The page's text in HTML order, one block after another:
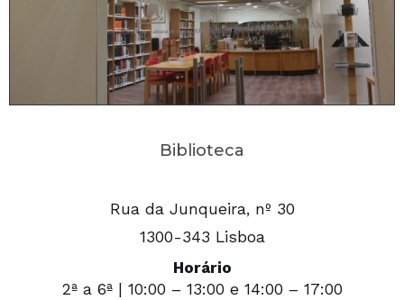
Biblioteca
Rua da Junqueira, nº 30
1300-343 Lisboa
Horário
2ª a 6ª | 10:00 – 13:00 e 14:00 – 17:00